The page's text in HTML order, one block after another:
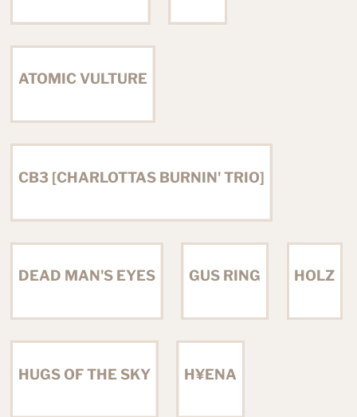
ATOMIC VULTURE
CB3 [CHARLOTTAS BURNIN' TRIO]
DEAD MAN'S EYES GUS RING HOLZ
HUGS OF THE SKY H¥ENA